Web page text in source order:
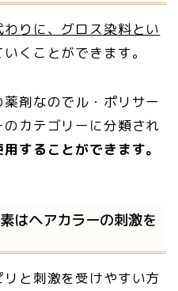
りに、グロス染料とい
くことができます。
剤なのでル・ポリサー
カテゴリーに分類され
することができます。
はヘアカラーの刺激を
と刺激を受けやすい方